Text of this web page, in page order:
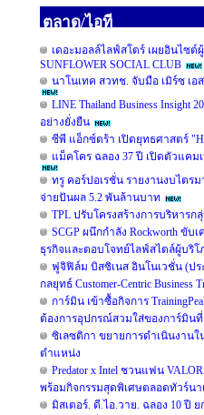
ตลาด/ไอที
เดอะมอลล์ไลฟ์สโตร์ เผยอินไซต์
SUNFLOWER SOCIAL CLUB
นาโนเทค สวทช. จับมือ เมิร์ซ เอ
LINE Thailand Business
อย่างยั่งยืน
ซีพี แอ็กซ์ตร้า เปิดยุทธศาสตร์
แม็คโคร ฉลอง 37 ปี เปิดตัวแค
ทรู คอร์ปอเรชั่น รายงานงบไตร
จ่ายปันผล 5.2 พันล้านบาท
TPL ปรับโครงสร้างการบริหาร
SCGP ผนึกกำลัง Rockworth
ธุรกิจและตอบโจทย์ไลฟ์สไตล์ผู้บริโ
ฟูจิฟิล์ม บิสซิเนส อินโนเวชั่น (ปร
กลยุทธ์ Customer-Centric
การ์มิน เข้าซื้อกิจการ
ต้องการอุปกรณ์สวมใส่ของการ์มิน
ซิเลซติกา ขยายการดำเนินงานใ
ตำแหน่ง
Predator x Intel ชวนแฟน
พร้อมกิจกรรมสุดพิเศษตลอดทัวร์นา
มิสเตอร์. ดี.ไอ.วาย. ฉลอง 10 ปี